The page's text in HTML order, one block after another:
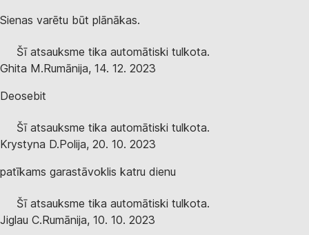
Sienas varētu būt plānākas.
Šī atsauksme tika automātiski tulkota.
Ghita M.Rumānija, 14. 12. 2023
Deosebit
Šī atsauksme tika automātiski tulkota.
Krystyna D.Polija, 20. 10. 2023
patīkams garastāvoklis katru dienu
Šī atsauksme tika automātiski tulkota.
Jiglau C.Rumānija, 10. 10. 2023